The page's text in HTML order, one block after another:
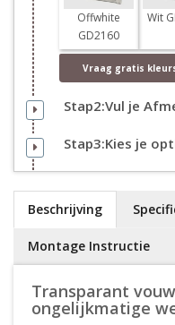
Offwhite
GD2160
Wit
Vraag gratis
Stap2:Vul je
Stap3:Kies je
Beschrijving
Montage Instructie
Transparant
ongelijkmatige